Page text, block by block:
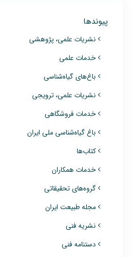
پیوندها
نشریات علمی، پژوهشی
خدمات علمی
باغ‌های گیاه‌شناسی
نشریات علمی، ترویجی
خدمات فروشگاهی
باغ گیاه‌شناسی ملی ایران
کتاب‌ها
خدمات همکاران
گروه‌های تحقیقاتی
مجله طبیعت ایران
نشریه فنی
دستنامه فنی